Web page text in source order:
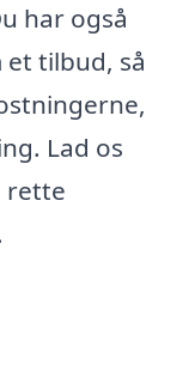
har også
tilbud, så
Lad os
rette